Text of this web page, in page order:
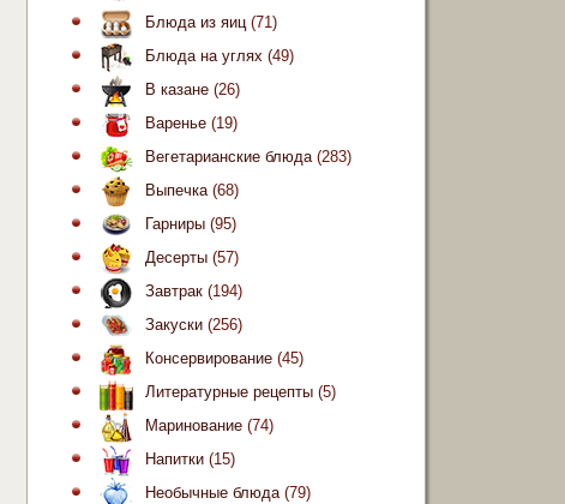
Блюда из яиц(71)
Блюда на углях (49)
В казане (26)
Варенье (19)
Вегетарианские блюда(283)
Выпечка(68)
Гарниры (95)
Десерты (57)
Завтрак (194)
Закуски (256)
Консервирование (45)
Литературные рецепты (5)
Маринование (74)
Напитки (15)
Необычные блюда(79)